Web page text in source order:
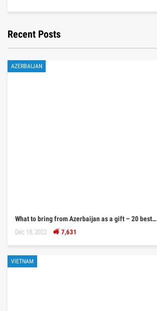
Recent Posts
AZERBAIJAN
What to bring from Azerbaijan as a gift – 20 best…
Dec 18, 2022 7,631
VIETNAM